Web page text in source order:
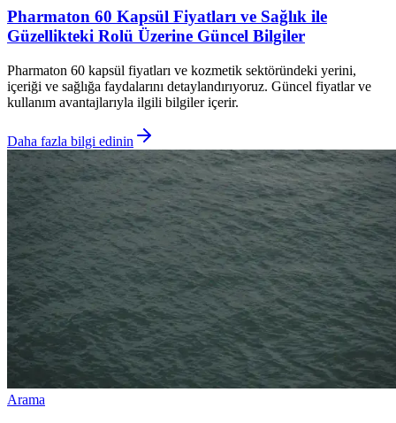
Pharmaton 60 Kapsül Fiyatları ve Sağlık ile
Güzellikteki Rolü Üzerine Güncel Bilgiler
Pharmaton 60 kapsül fiyatları ve kozmetik sektöründeki yerini,
içeriği ve sağlığa faydalarını detaylandırıyoruz. Güncel fiyatlar ve
kullanım avantajlarıyla ilgili bilgiler içerir.
Daha fazla bilgi edinin
Arama